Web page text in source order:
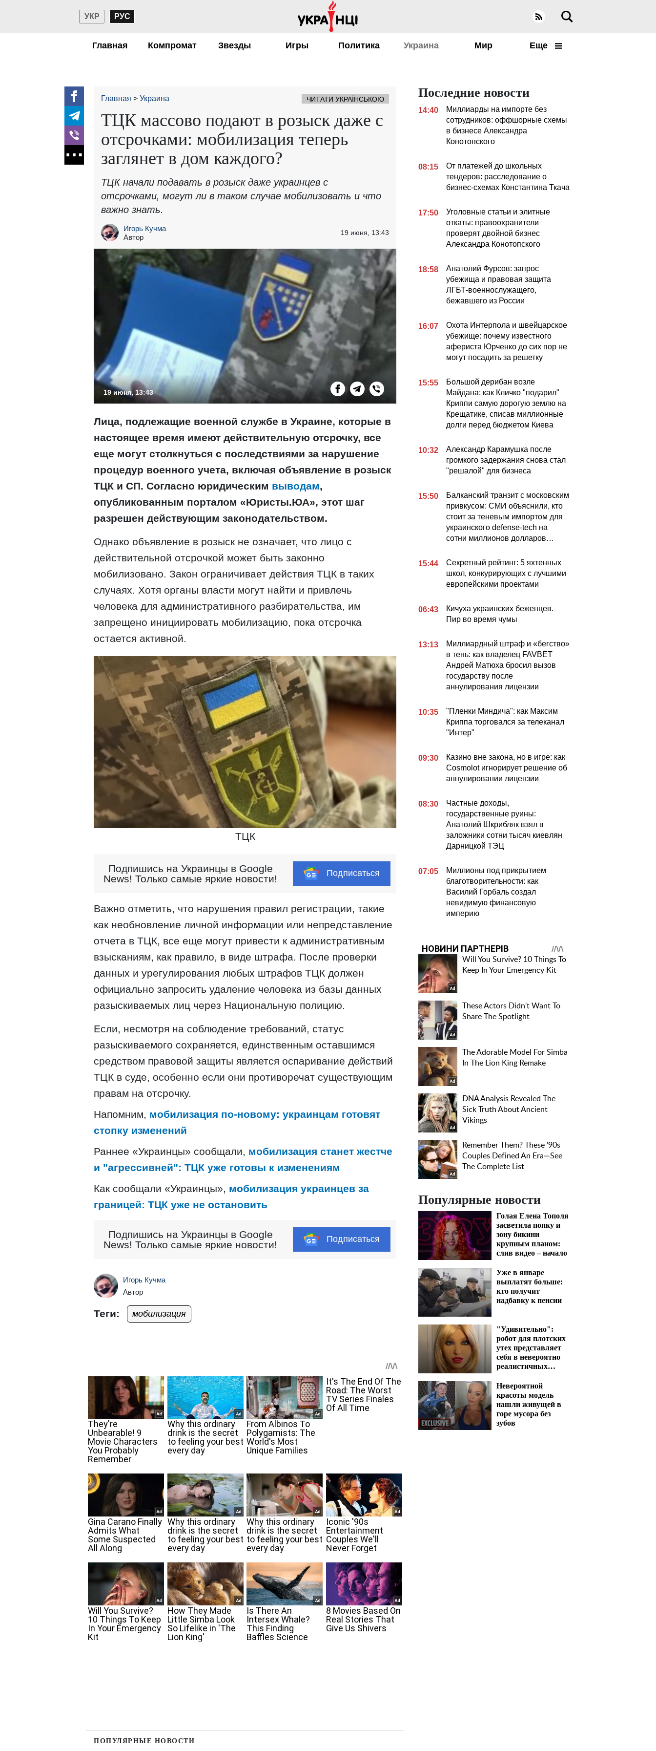
УКР РУС
Главная Компромат Звезды Игры Политика Украина Мир Еще
Главная Украина ЧИТАТИ УКРАЇНСЬКОЮ
ТЦК массово подают в розыск даже с
отсрочками: мобилизация теперь
заглянет в дом каждого?
ТЦК начали подавать в розыск даже украинцев с
отсрочками, могут ли в таком случае мобилизовать и что
важно знать.
Игорь Кучма
Автор
19 июня, 13:43
19 июня, 13:43
Лица, подлежащие военной службе в Украине, которые в
настоящее время имеют действительную отсрочку, все
еще могут столкнуться с последствиями за нарушение
процедур военного учета, включая объявление в розыск
ТЦК и СП. Согласно юридическим выводам,
опубликованным порталом «Юристы.ЮА», этот шаг
разрешен действующим законодательством.
Однако объявление в розыск не означает, что лицо с
действительной отсрочкой может быть законно
мобилизовано. Закон ограничивает действия ТЦК в таких
случаях. Хотя органы власти могут найти и привлечь
человека для административного разбирательства, им
запрещено инициировать мобилизацию, пока отсрочка
остается активной.
ТЦК
Подпишись на Украинцы в Google
News! Только самые яркие новости!
Подписаться
Важно отметить, что нарушения правил регистрации, такие
как необновление личной информации или непредставление
отчета в ТЦК, все еще могут привести к административным
взысканиям, как правило, в виде штрафа. После проверки
данных и урегулирования любых штрафов ТЦК должен
официально запросить удаление человека из базы данных
разыскиваемых лиц через Национальную полицию.
Если, несмотря на соблюдение требований, статус
разыскиваемого сохраняется, единственным оставшимся
средством правовой защиты является оспаривание действий
TЦК в суде, особенно если они противоречат существующим
правам на отсрочку.
Напомним, мобилизация по-новому: украинцам готовят
стопку изменений
Раннее «Украинцы» сообщали, мобилизация станет жестче
и "агрессивней": ТЦК уже готовы к изменениям
Как сообщали «Украинцы», мобилизация украинцев за
границей: ТЦК уже не остановить
Подпишись на Украинцы в Google
News! Только самые яркие новости!
Подписаться
Игорь Кучма
Автор
Теги: мобилизация
ПОПУЛЯРНЫЕ НОВОСТИ
Последние новости
14:40
Миллиарды на импорте без
сотрудников: оффшорные схемы
в бизнесе Александра
Конотопского
08:15
От платежей до школьных
тендеров: расследование о
бизнес-схемах Константина Ткача
17:50
Уголовные статьи и элитные
откаты: правоохранители
проверят двойной бизнес
Александра Конотопского
18:58
Анатолий Фурсов: запрос
убежища и правовая защита
ЛГБТ-военнослужащего,
бежавшего из России
16:07
Охота Интерпола и швейцарское
убежище: почему известного
афериста Юрченко до сих пор не
могут посадить за решетку
15:55
Большой дерибан возле
Майдана: как Кличко "подарил"
Криппи самую дорогую землю на
Крещатике, списав миллионные
долги перед бюджетом Киева
10:32
Александр Карамушка после
громкого задержания снова стал
"решалой" для бизнеса
15:50
Балканский транзит с московским
привкусом: СМИ объяснили, кто
стоит за теневым импортом для
украинского defense-tech на
сотни миллионов долларов…
15:44
Секретный рейтинг: 5 яхтенных
школ, конкурирующих с лучшими
европейскими проектами
06:43
Кичуха украинских беженцев.
Пир во время чумы
13:13
Миллиардный штраф и «бегство»
в тень: как владелец FAVBET
Андрей Матюха бросил вызов
государству после
аннулирования лицензии
10:35
"Пленки Миндича": как Максим
Криппа торговался за телеканал
"Интер"
09:30
Казино вне закона, но в игре: как
Cosmolot игнорирует решение об
аннулировании лицензии
08:30
Частные доходы,
государственные руины:
Анатолий Шкрибляк взял в
заложники сотни тысяч киевлян
Дарницкой ТЭЦ
07:05
Миллионы под прикрытием
благотворительности: как
Василий Горбаль создал
невидимую финансовую
империю
Популярные новости
Голая Елена Тополя
засветила попку и
зону бикини
крупным планом:
слив видео – начало
Уже в январе
выплатят больше:
кто получит
надбавку к пенсии
"Удивительно":
робот для плотских
утех представляет
себя в невероятно
реалистичных
Невероятной
красоты модель
нашли живущей в
горе мусора без
зубов